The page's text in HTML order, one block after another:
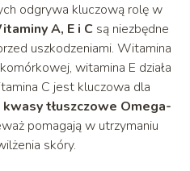
odgrywa kluczową rolę w
A, E i Csą niezbędne
uszkodzeniami. Witamina
witamina E działa
C jest kluczowa dla
kwasy tłuszczowe Omega-
pomagają w utrzymaniu
skóry.